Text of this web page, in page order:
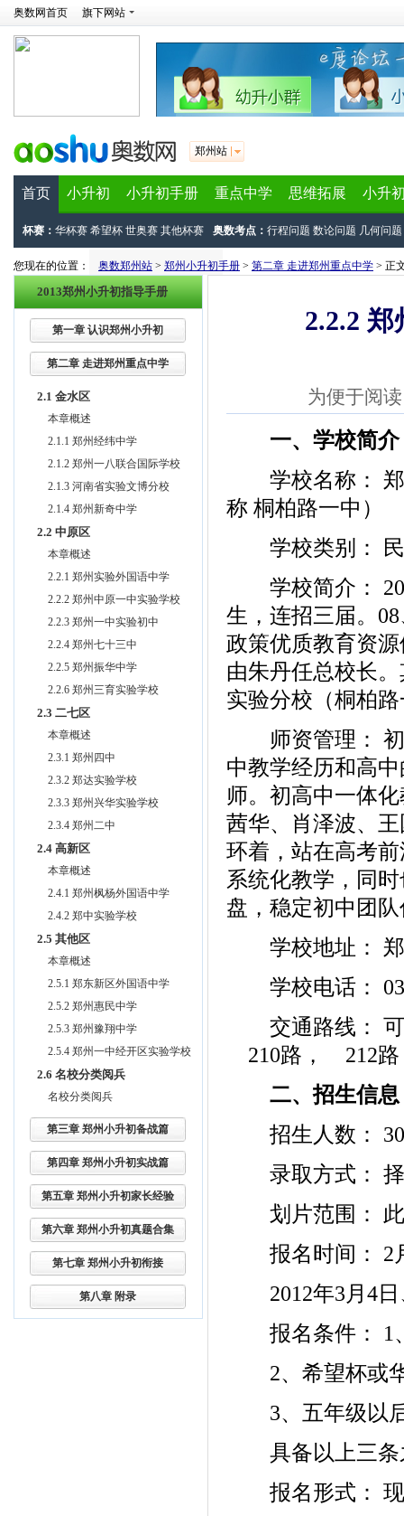
奥数网首页 旗下网站
郑州站
首页 小升初 小升初手册 重点中学 思维拓展 小升
杯赛： 华杯赛 希望杯 世奥赛 其他杯赛 奥数考点： 行程问题 数论问题 几何问题
您现在的位置： 奥数郑州站 > 郑州小升初手册 > 第二章 走进郑州重点中学 > 正
2013郑州小升初指导手册
第一章 认识郑州小升初
第二章 走进郑州重点中学
2.1 金水区
本章概述
2.1.1 郑州经纬中学
2.1.2 郑州一八联合国际学校
2.1.3 河南省实验文博分校
2.1.4 郑州新奇中学
2.2 中原区
本章概述
2.2.1 郑州实验外国语中学
2.2.2 郑州中原一中实验学校
2.2.3 郑州一中实验初中
2.2.4 郑州七十三中
2.2.5 郑州振华中学
2.2.6 郑州三育实验学校
2.3 二七区
本章概述
2.3.1 郑州四中
2.3.2 郑达实验学校
2.3.3 郑州兴华实验学校
2.3.4 郑州二中
2.4 高新区
本章概述
2.4.1 郑州枫杨外国语中学
2.4.2 郑中实验学校
2.5 其他区
本章概述
2.5.1 郑东新区外国语中学
2.5.2 郑州惠民中学
2.5.3 郑州豫翔中学
2.5.4 郑州一中经开区实验学校
2.6 名校分类阅兵
名校分类阅兵
第三章 郑州小升初备战篇
第四章 郑州小升初实战篇
第五章 郑州小升初家长经验
第六章 郑州小升初真题合集
第七章 郑州小升初衔接
第八章 附录
2.2.2
为便于阅
一、学校简介
学校名称： 郑
称 桐柏路一中）
学校类别： 民
学校简介：
生，连招三届。
政策优质教育资
由朱丹任总校长
实验分校（桐柏
师资管理： 初
中教学经历和高
师。初高中一体
茜华、肖泽波、
环着，站在高考
系统化教学，同
盘，稳定初中团
学校地址： 郑
学校电话：
交通路线： 可
210路， 212路
二、招生信息
招生人数：
录取方式：
划片范围： 此
报名时间： 2
2012年3月4日
报名条件： 1
2、希望杯或华
3、五年级以后
具备以上三条
报名形式： 现